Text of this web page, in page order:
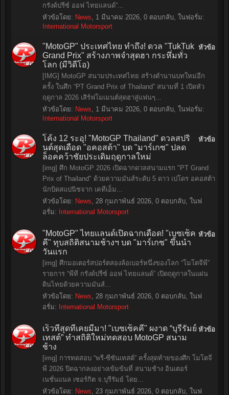
กรังด์ปรีซ์ ออฟ ไทยแลนด์”...
หัวข้อโดย: News, 1 มีนาคม 2026, 0 ตอบกลับ, ในฟอรั่ม:
International Motorsport
หัวข้อ
"MotoGP" ประเทศไทย ทำถึง! ดวล "TukTuk
Grand Prix" สร้างภาพจำสุดฮา กระหึ่มทั่ว
โลก (มีวิดีโอ)
[IMG] MotoGP สนามประเทศไทย สร้างตำนานบทใหม่อีก
ครั้ง ในศึก “PT Grand Prix of Thailand” สนามที่ 1 เปิดหัว
ฤดูกาล 2026 เสิร์ฟโมเมนต์สุดฮาสู่แฟนๆ...
หัวข้อโดย: News, 1 มีนาคม 2026, 0 ตอบกลับ, ในฟอรั่ม:
International Motorsport
หัวข้อ
โค้ง 12 ระอุ! "MotoGP Thailand" ดวลสปริ
นต์สุดเดือด "อคอสต้า" บด "มาร์เกซ" ปลด
ล็อคคว้าชัยประเดิมฤดูกาลใหม่
[img] ศึก MotoGP 2026 เปิดฉากดวลสนามแรก "PT Grand
Prix of Thailand" ด้วยความมันส์ระดับ 5 ดาว เปโดร อคอสต้า
นักบิดสแปนิชจาก เคทีเอ็ม...
หัวข้อโดย: News, 28 กุมภาพันธ์ 2026, 0 ตอบกลับ, ในฟ
อรั่ม: International Motorsport
หัวข้อ
"MotoGP" ไทยแลนด์เปิดฉากเดือด! "เบซเซ็ค
คี" ทุบสถิติสนามช้างฯ บด "มาร์เกซ" ขึ้นนำ
วันแรก
[img] ศึกมอเตอร์สปอร์ตสองล้อเบอร์หนึ่งของโลก “โมโตจีพี”
รายการ “พีที กรังด์ปรีซ์ ออฟ ไทยแลนด์” เปิดฤดูกาลในแผ่น
ดินไทยด้วยความมันส์...
หัวข้อโดย: News, 28 กุมภาพันธ์ 2026, 0 ตอบกลับ, ในฟ
อรั่ม: International Motorsport
หัวข้อ
เร็วที่สุดที่เคยมีมา! "เบซเซ็คคี" ผงาด “บุรีรัมย์
เทสต์” ทำสถิติใหม่ทดสอบ MotoGP สนาม
ช้าง
[img] การทดสอบ “พรี-ซีซันเทสต์” ครั้งสุดท้ายของศึก โมโตจี
พี 2026 ปิดฉากลงอย่างเข้มข้นที่ สนามช้าง อินเตอร์
เนชั่นแนล เซอร์กิต จ.บุรีรัมย์ โดย...
หัวข้อโดย: News, 23 กุมภาพันธ์ 2026, 0 ตอบกลับ, ในฟ